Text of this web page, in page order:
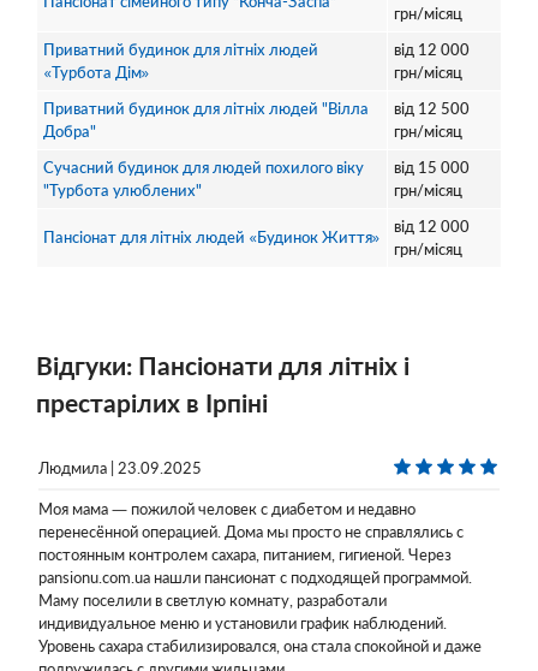
грн/місяц
Приватний будинок для літніх людей
«Турбота Дім»
від 12 000
грн/місяц
Приватний будинок для літніх людей "Вілла
Добра"
від 12 500
грн/місяц
Сучасний будинок для людей похилого віку
"Турбота улюблених"
від 15 000
грн/місяц
Пансіонат для літніх людей «Будинок Життя»
від 12 000
грн/місяц
Відгуки: Пансіонати для літніх і
престарілих в Ірпіні
Людмила | 23.09.2025
Моя мама — пожилой человек с диабетом и недавно
перенесённой операцией. Дома мы просто не справлялись с
постоянным контролем сахара, питанием, гигиеной. Через
pansionu.com.ua нашли пансионат с подходящей программой.
Маму поселили в светлую комнату, разработали
индивидуальное меню и установили график наблюдений.
Уровень сахара стабилизировался, она стала спокойной и даже